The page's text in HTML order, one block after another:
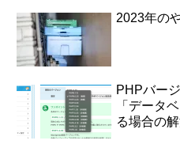
2023年の
PHPバー
「データ
る場合の